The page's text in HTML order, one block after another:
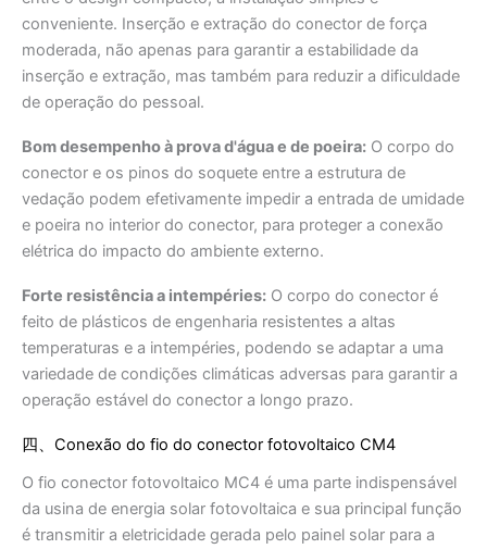
conveniente. Inserção e extração do conector de força
moderada, não apenas para garantir a estabilidade da
inserção e extração, mas também para reduzir a dificuldade
de operação do pessoal.
Bom desempenho à prova d'água e de poeira: O corpo do
conector e os pinos do soquete entre a estrutura de
vedação podem efetivamente impedir a entrada de umidade
e poeira no interior do conector, para proteger a conexão
elétrica do impacto do ambiente externo.
Forte resistência a intempéries: O corpo do conector é
feito de plásticos de engenharia resistentes a altas
temperaturas e a intempéries, podendo se adaptar a uma
variedade de condições climáticas adversas para garantir a
operação estável do conector a longo prazo.
四、Conexão do fio do conector fotovoltaico CM4
O fio conector fotovoltaico MC4 é uma parte indispensável
da usina de energia solar fotovoltaica e sua principal função
é transmitir a eletricidade gerada pelo painel solar para a